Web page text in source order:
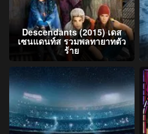
Descendants (2015) เดส
เซนแดนท์ส รวมพลทายาทตัว
ร้าย